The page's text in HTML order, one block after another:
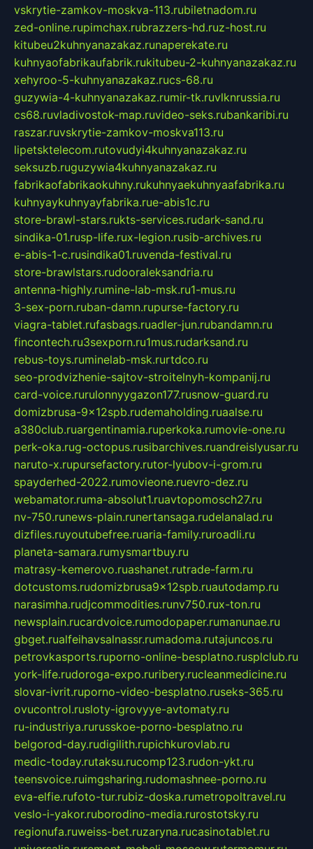
vskrytie-zamkov-moskva-113.rubiletnadom.ru
zed-online.rupimchax.rubrazzers-hd.ruz-host.ru
kitubeu2kuhnyanazakaz.runaperekate.ru
kuhnyaofabrikaufabrik.rukitubeu-2-kuhnyanazakaz.ru
xehyroo-5-kuhnyanazakaz.rucs-68.ru
guzywia-4-kuhnyanazakaz.rumir-tk.ruvlknrussia.ru
cs68.ruvladivostok-map.ruvideo-seks.rubankaribi.ru
raszar.ruvskrytie-zamkov-moskva113.ru
lipetsktelecom.rutovudyi4kuhnyanazakaz.ru
seksuzb.ruguzywia4kuhnyanazakaz.ru
fabrikaofabrikaokuhny.rukuhnyaekuhnyaafabrika.ru
kuhnyaykuhnyayfabrika.rue-abis1c.ru
store-brawl-stars.rukts-services.rudark-sand.ru
sindika-01.rusp-life.rux-legion.rusib-archives.ru
e-abis-1-c.rusindika01.ruvenda-festival.ru
store-brawlstars.rudooraleksandria.ru
antenna-highly.rumine-lab-msk.ru1-mus.ru
3-sex-porn.ruban-damn.rupurse-factory.ru
viagra-tablet.rufasbags.ruadler-jun.rubandamn.ru
fincontech.ru3sexporn.ru1mus.rudarksand.ru
rebus-toys.ruminelab-msk.rurtdco.ru
seo-prodvizhenie-sajtov-stroitelnyh-kompanij.ru
card-voice.rurulonnyygazon177.rusnow-guard.ru
domizbrusa-9x12spb.rudemaholding.ruaalse.ru
a380club.ruargentinamia.ruperkoka.rumovie-one.ru
perk-oka.rug-octopus.rusibarchives.ruandreislyusar.ru
naruto-x.rupursefactory.rutor-lyubov-i-grom.ru
spayderhed-2022.rumovieone.ruevro-dez.ru
webamator.ruma-absolut1.ruavtopomosch27.ru
nv-750.runews-plain.runertansaga.rudelanalad.ru
dizfiles.ruyoutubefree.ruaria-family.ruroadli.ru
planeta-samara.rumysmartbuy.ru
matrasy-kemerovo.ruashanet.rutrade-farm.ru
dotcustoms.rudomizbrusa9x12spb.ruautodamp.ru
narasimha.rudjcommodities.runv750.rux-ton.ru
newsplain.rucardvoice.rumodopaper.rumanunae.ru
gbget.rualfeihavsalnassr.rumadoma.rutajuncos.ru
petrovkasports.ruporno-online-besplatno.rusplclub.ru
york-life.rudoroga-expo.ruribery.rucleanmedicine.ru
slovar-ivrit.ruporno-video-besplatno.ruseks-365.ru
ovucontrol.rusloty-igrovyye-avtomaty.ru
ru-industriya.rurusskoe-porno-besplatno.ru
belgorod-day.rudigilith.rupichkurovlab.ru
medic-today.rutaksu.rucomp123.rudon-ykt.ru
teensvoice.ruimgsharing.rudomashnee-porno.ru
eva-elfie.rufoto-tur.rubiz-doska.rumetropoltravel.ru
veslo-i-yakor.ruborodino-media.rurostotsky.ru
regionufa.ruweiss-bet.ruzaryna.rucasinotablet.ru